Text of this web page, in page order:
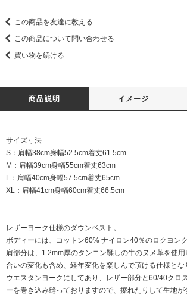
この商品を友達に教える
この商品について問い合わせる
買い物を続ける
商品説明 イメージ
サイズ寸法
S：肩幅38cm身幅52.5cm着丈61.5cm
M：肩幅39cm身幅55cm着丈63cm
L：肩幅40cm身幅57.5cm着丈65cm
XL：肩幅41cm身幅60cm着丈66.5cm
レザーヨーク仕様のダウンベスト。
ボディーには、コットン60% ナイロン40％のロクヨン
肩部分は、1.2mm厚のタンニン鞣しの牛のヌメ革を使
合いの変化も含め、経年変化を楽しんで頂ける仕様とな
ウエスタンヨークにしてあり、レザー部分と60/40クロ
ーを巻き込み縫っておりますので、擦れたりして生地が